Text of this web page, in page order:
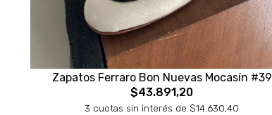
Zapatos Ferraro Bon Nuevas Mocasín #39
$43.891,20
3 cuotas sin interés de $14.630,40